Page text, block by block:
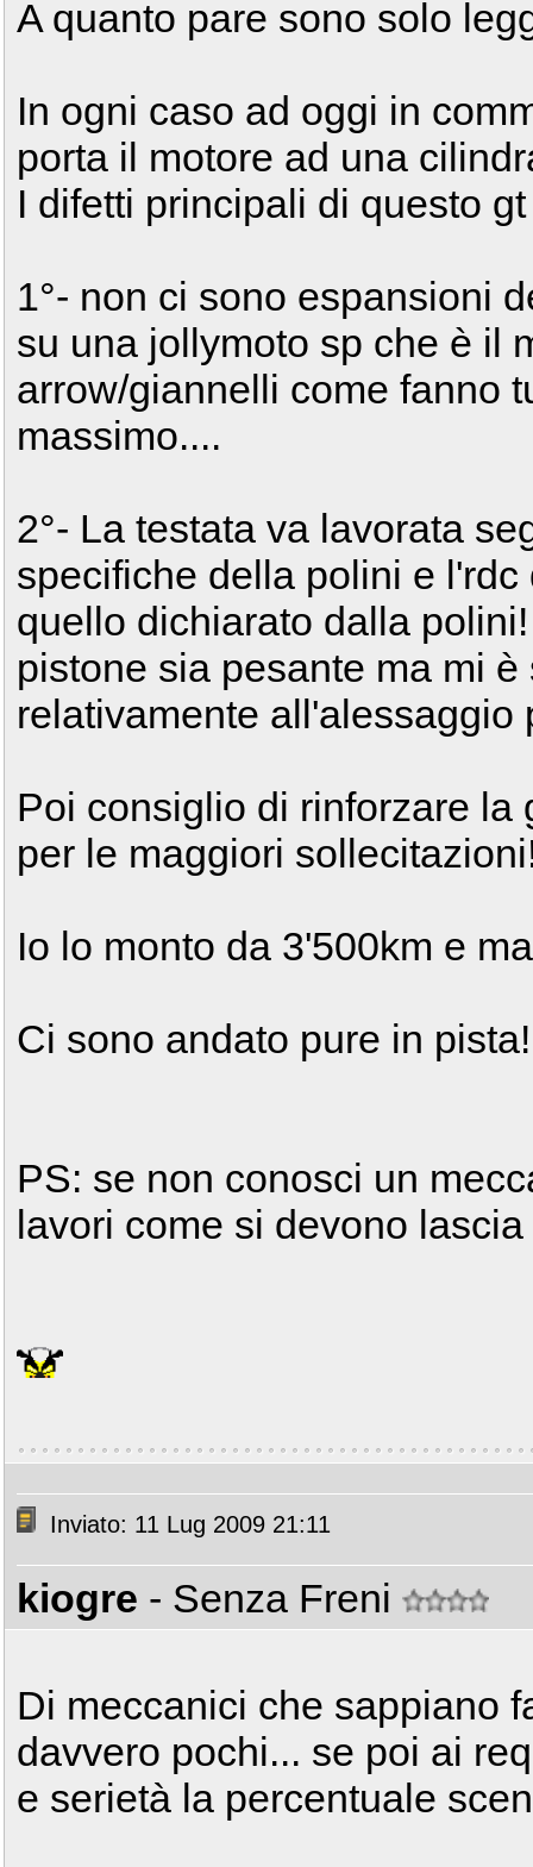
A quanto pare sono solo
In ogni caso ad oggi in
porta il motore ad una
I difetti principali di questo
1°- non ci sono espansioni
su una jollymoto sp che è il
arrow/giannelli come fanno
massimo....
2°- La testata va lavorata
specifiche della polini e
quello dichiarato dalla
pistone sia pesante ma mi
relativamente
Poi consiglio di rinforzare
per le maggiori
Io lo monto da 3'500km e
Ci sono andato pure in
PS: se non conosci un
lavori come si devono
Inviato: 11 Lug 2009 21:11
kiogre - Senza Freni
Di meccanici che sappiano
davvero pochi... se poi ai
e serietà la percentuale